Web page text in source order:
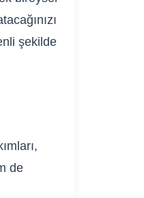
şekilde
de